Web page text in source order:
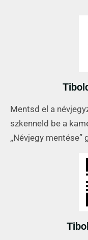
Mentsd el a
szkenneld be a
„Névjegy mentése”